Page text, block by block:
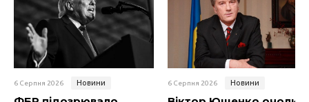
6 Серпня 2026 Новини 6 Серпня 2026 Новини